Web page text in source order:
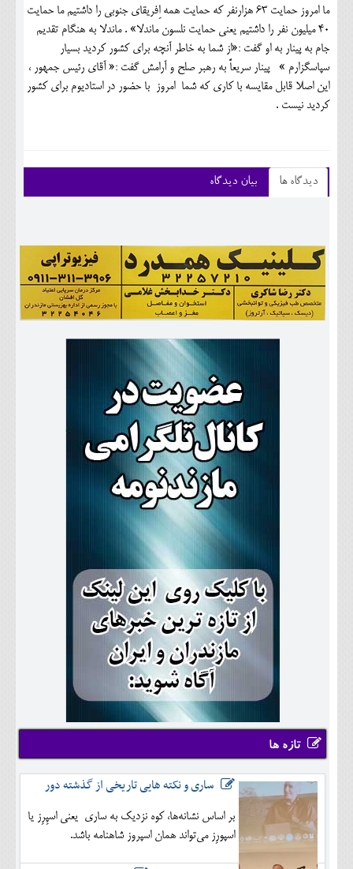
ما امروز حمایت 63 هزارنفر که حمایت همه اِفریقای جنوبی را داشتیم ما حمایت
40 میلیون نفر را داشتیم یعنی حمایت نلسون ماندلا» . ماندلا به هنگام تقدیم
جام به پینار به او گفت :«از شما به خاطر آنچه برای کشور کردید بسیار
سپاسگزارم » پینار سریعاً به رهبر صلح و آرامش گفت :« آقای رئیس جمهور ،
این اصلا قابل مقایسه با کاری که شما امروز با حضور در استادیوم برای کشور
کردید نیست .
دیدگاه ها بیان دیدگاه
تازه ها
ساری و نکته هایی تاریخی از گذشته دور
بر اساس نشانه‌ها، کوه نزدیک به ساری یعنی اسپِرِز یا
اسپورِز می‌تواند همان اسپروز شاهنامه باشد.